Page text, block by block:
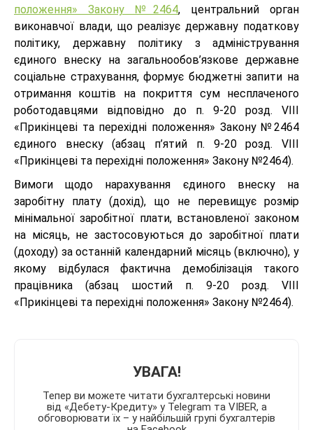
положення» Закону №2464, центральний орган
виконавчої влади, що реалізує державну податкову
політику, державну політику з адміністрування
єдиного внеску на загальнообов’язкове державне
соціальне страхування, формує бюджетні запити на
отримання коштів на покриття сум несплаченого
роботодавцями відповідно до п. 9-20 розд. VIII
«Прикінцеві та перехідні положення» Закону №2464
єдиного внеску (абзац п’ятий п. 9-20 розд. VIII
«Прикінцеві та перехідні положення» Закону №2464).
Вимоги щодо нарахування єдиного внеску на
заробітну плату (дохід), що не перевищує розмір
мінімальної заробітної плати, встановленої законом
на місяць, не застосовуються до заробітної плати
(доходу) за останній календарний місяць (включно), у
якому відбулася фактична демобілізація такого
працівника (абзац шостий п. 9-20 розд. VIII
«Прикінцеві та перехідні положення» Закону №2464).
УВАГА!
Тепер ви можете читати бухгалтерські новини
від «Дебету-Кредиту» у Telegram та VIBER, а
обговорювати їх – у найбільшій групі бухгалтерів